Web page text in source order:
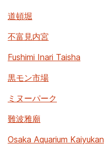
道頓堀
不富見内宮
Fushimi Inari Taisha
黒モン市場
ミヌーパーク
難波雅廟
Osaka Aquarium Kaiyukan